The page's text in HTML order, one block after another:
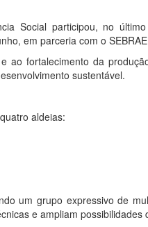
Social participou, no
em parceria com o
ao fortalecimento da
sustentável.
aldeias:
um grupo expressivo de
e ampliam possibilidades